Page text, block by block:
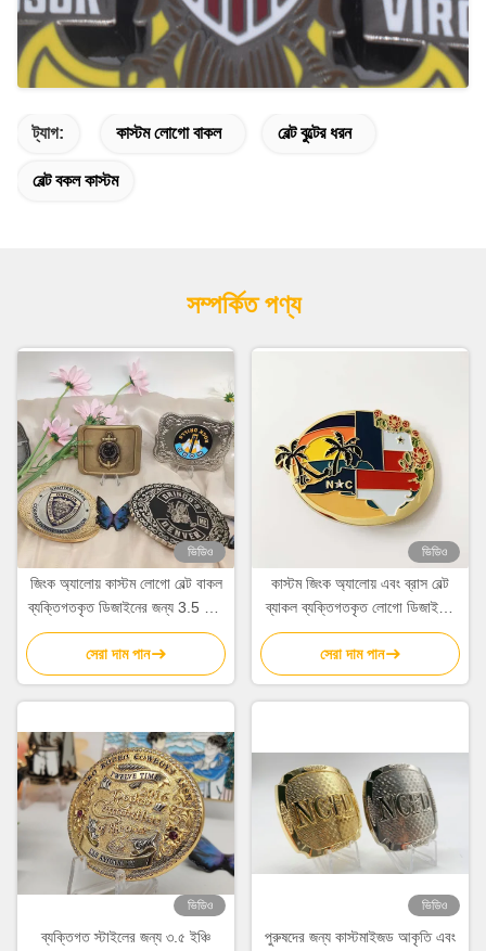
ট্যাগ: কাস্টম লোগো বাকল বেল্ট বুল্টের ধরন
বেল্ট বকল কাস্টম
সম্পর্কিত পণ্য
ভিডিও
জিংক অ্যালোয় কাস্টম লোগো বেল্ট বাকল
ব্যক্তিগতকৃত ডিজাইনের জন্য 3.5 ইঞ্চি
র্যাচেট বাকল
সেরা দাম পান
ভিডিও
কাস্টম জিংক অ্যালোয় এবং ব্রাস বেল্ট
ব্যাকল ব্যক্তিগতকৃত লোগো ডিজাইনের
জন্য নরম এনামেল ফিনিস সহ
সেরা দাম পান
ভিডিও
ব্যক্তিগত স্টাইলের জন্য ৩.৫ ইঞ্চি
ভিডিও
পুরুষদের জন্য কাস্টমাইজড আকৃতি এবং